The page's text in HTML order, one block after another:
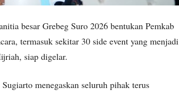
besar Grebeg Suro 2026 bentukan Pemkab
termasuk sekitar 30 side event yang menjadi
siap digelar.
menegaskan seluruh pihak terus